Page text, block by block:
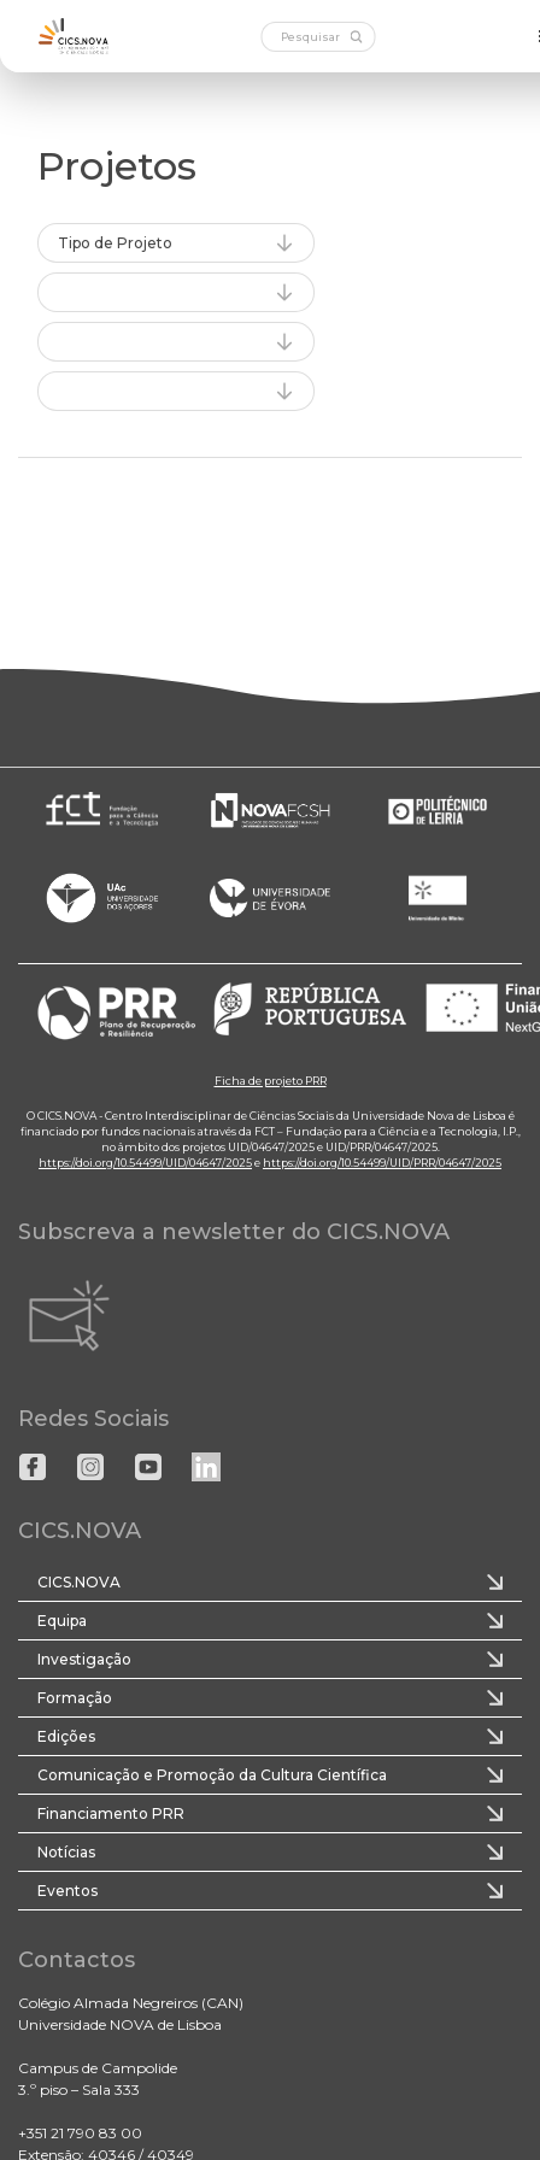
Projetos
Tipo de Projeto
Ficha de projeto PRR
O CICS.NOVA - Centro Interdisciplinar de Ciências Sociais da Universidade Nova de Lisboa é
financiado por fundos nacionais através da FCT – Fundação para a Ciência e a Tecnologia, I.P.,
no âmbito dos projetos UID/04647/2025 e UID/PRR/04647/2025.
https://doi.org/10.54499/UID/04647/2025e https://doi.org/10.54499/UID/PRR/04647/2025
Subscreva a newsletter do CICS.NOVA
Redes Sociais
CICS.NOVA
CICS.NOVA
Equipa
Investigação
Formação
Edições
Comunicação e Promoção da Cultura Científica
Financiamento PRR
Notícias
Eventos
Contactos
Colégio Almada Negreiros (CAN)
Universidade NOVA de Lisboa
Campus de Campolide
3.º piso – Sala 333
+351 21 790 83 00
Extensão: 40346 / 40349